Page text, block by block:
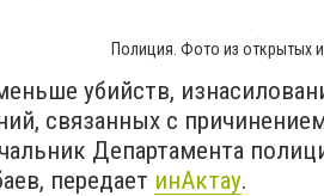
Полиция. Фото из открытых
убийств,
связанных с
Департамента
передает инАктау.